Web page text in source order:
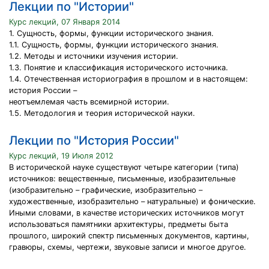
Лекции по "Истории"
Курс лекций, 07 Января 2014
1. Сущность, формы, функции исторического знания.
1.1. Сущность, формы, функции исторического знания.
1.2. Методы и источники изучения истории.
1.3. Понятие и классификация исторического источника.
1.4. Отечественная историография в прошлом и в настоящем:
история России –
неотъемлемая часть всемирной истории.
1.5. Методология и теория исторической науки.
Лекции по "История России"
Курс лекций, 19 Июля 2012
В исторической науке существуют четыре категории (типа)
источников: вещественные, письменные, изобразительные
(изобразительно – графические, изобразительно –
художественные, изобразительно – натуральные) и фонические.
Иными словами, в качестве исторических источников могут
использоваться памятники архитектуры, предметы быта
прошлого, широкий спектр письменных документов, картины,
гравюры, схемы, чертежи, звуковые записи и многое другое.